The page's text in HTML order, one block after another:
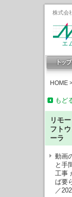
株式会
エ
HOME
もど
リモ
フト
ーラ
動画
と手
工事
ば要
／